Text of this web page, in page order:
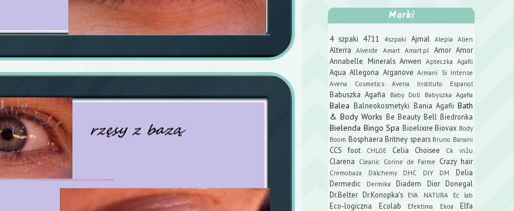
Marki
4 szpaki 4711 4szpaki Ajmal Alepia Alien
Alterra Alverde Amart Amart.pl
Amor Amor
Annabelle Minerals Anwen Apteczka Agafii
Aqua Allegoria Arganove Armani Si Intense
Avena Cosmetics
Avena Instituto Espanol
Babuszka Agafia Baby Doll Babyszka Agafia
Balea Balneokosmetyki Bania Agafii Bath
& Body Works Be Beauty Bell Biedronka
Bielenda Bingo Spa Bioelixire Biovax Body
Boom Bosphaera Britney spears Bruno Banani
CCS foot CHLOE Celia Choisee Ck in2u
Clarena Cleanic Corine de Farme Crazy hair
Cremobaza D'alchemy DHC DIY DM
Delia
Dermedic
Dermika Diadem Dior
Donegal
Dr.Belter Dr.Konopka's EVA NATURA Ec lab
Eco-logiczna Ecolab Efektima Ekoa
Elfa